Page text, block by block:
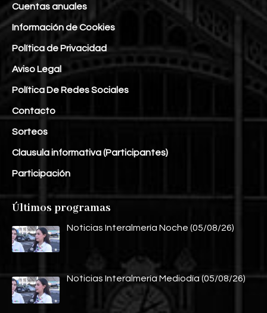
Cuentas anuales
Información de Cookies
Política de Privacidad
Aviso Legal
Política De Redes Sociales
Contacto
Sorteos
Clausula informativa (Participantes)
Participación
Últimos programas
Noticias Interalmería Noche (05/08/26)
Noticias Interalmería Mediodía (05/08/26)